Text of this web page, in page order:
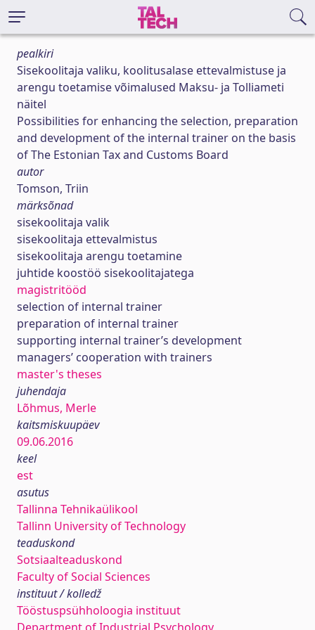
pealkiri
Sisekoolitaja valiku, koolitusalase ettevalmistuse ja
arengu toetamise võimalused Maksu- ja Tolliameti
näitel
Possibilities for enhancing the selection, preparation
and development of the internal trainer on the basis
of The Estonian Tax and Customs Board
autor
Tomson, Triin
märksõnad
sisekoolitaja valik
sisekoolitaja ettevalmistus
sisekoolitaja arengu toetamine
juhtide koostöö sisekoolitajatega
magistritööd
selection of internal trainer
preparation of internal trainer
supporting internal trainer’s development
managers’ cooperation with trainers
master's theses
juhendaja
Lõhmus, Merle
kaitsmiskuupäev
09.06.2016
keel
est
asutus
Tallinna Tehnikaülikool
Tallinn University of Technology
teaduskond
Sotsiaalteaduskond
Faculty of Social Sciences
instituut / kolledž
Tööstuspsühholoogia instituut